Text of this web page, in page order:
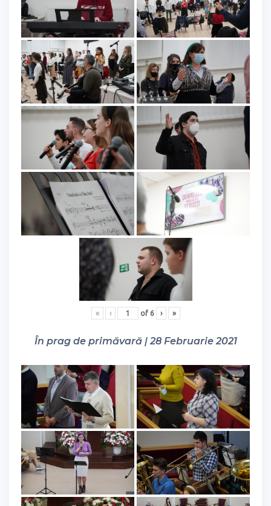
« ‹ of 6 › »
În prag de primăvară | 28 Februarie 2021